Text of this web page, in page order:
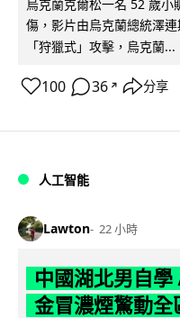
烏克蘭克爾松一名 52 歲
傷，影片由烏克蘭總統澤
「狩獵式」攻擊，烏克蘭...
100 36 ↗ 分享
人工智能
Lawton 22 小時
中國湖北男自
金冒濃煙驚動全